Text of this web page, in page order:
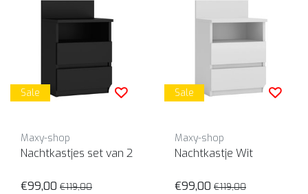
Sale
Maxy-shop
Nachtkastjes set van 2
€99,00 €119,00
Sale
Maxy-shop
Nachtkastje Wit
€99,00 €119,00